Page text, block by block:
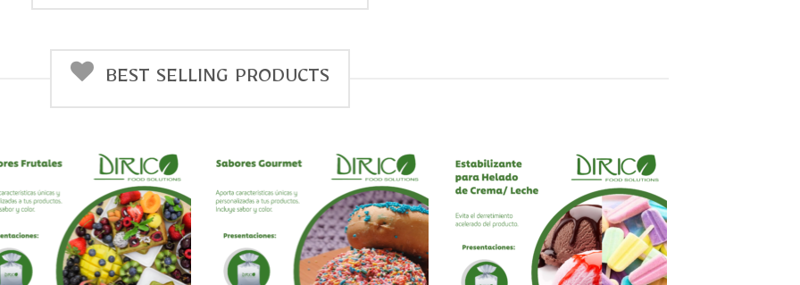
BEST SELLING PRODUCTS
Añadir
a la
lista
Añadir
a la
lista
Añadir
a la
lista